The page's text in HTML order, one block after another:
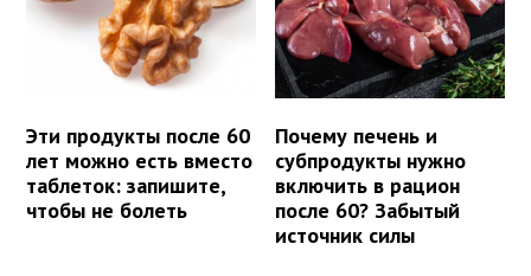
Эти продукты после 60
лет можно есть вместо
таблеток: запишите,
чтобы не болеть
Почему печень и
субпродукты нужно
включить в рацион
после 60? Забытый
источник силы